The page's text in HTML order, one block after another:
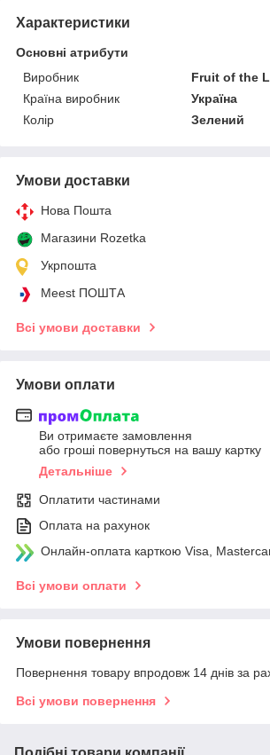
Характеристики
Основні атрибути
Виробник
Fruit of the
Країна виробник
Україна
Колір
Зелений
Умови доставки
Нова Пошта
Магазини Rozetka
Укрпошта
Meest ПОШТА
Всі умови доставки
Умови оплати
Ви отримаєте замовлення
або гроші повернуться на вашу картку
Детальніше
Оплатити частинами
Оплата на рахунок
Онлайн-оплата карткою Visa,
Всі умови оплати
Умови повернення
Повернення товару впродовж 14 днів за
Всі умови повернення